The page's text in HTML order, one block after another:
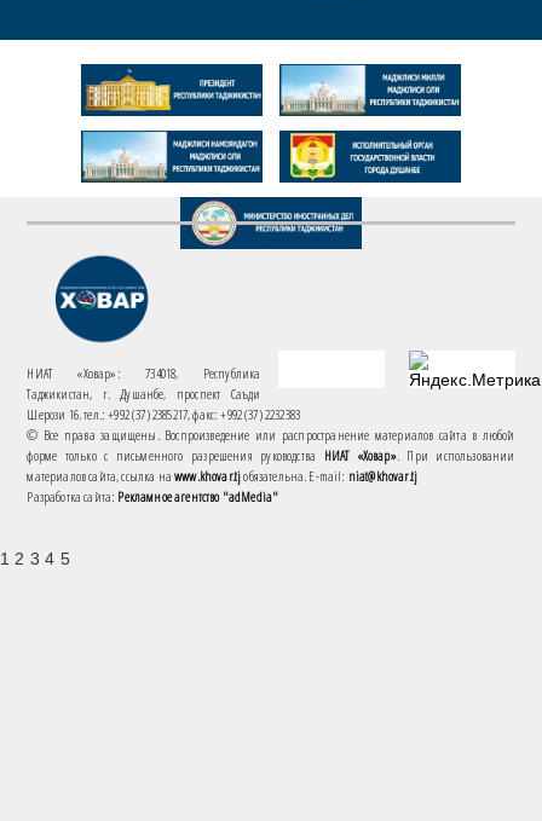
НИАТ «Ховар»: 734018, Республика
Таджикистан, г. Душанбе, проспект Саъди
Шерози 16. тел.: +992 (37) 2385217, факс: +992 (37) 2232383
© Все права защищены. Воспроизведение или распространение материалов сайта в любой
форме только с письменного разрешения руководства НИАТ «Ховар». При использовании
материалов сайта, ссылка наwww.khovar.tjобязательна. E-mail: niat@khovar.tj
Разработка сайта: Рекламное агентство "adMedia"
1 2 3 4 5